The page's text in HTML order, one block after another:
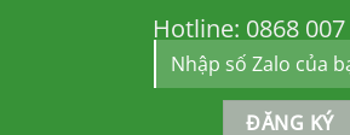
Hotline: 0868